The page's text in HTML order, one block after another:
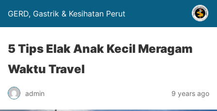
GERD, Gastrik & Kesihatan Perut
5 Tips Elak Anak Kecil Meragam
Waktu Travel
admin 9 years ago